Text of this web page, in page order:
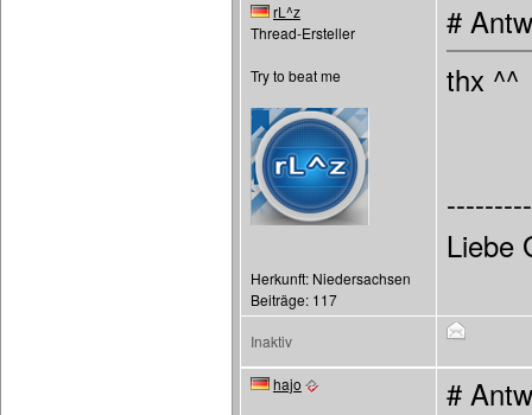
rL^z
Thread-Ersteller
Try to beat me
Herkunft: Niedersachsen
Beiträge: 117
#
thx ^^
Liebe
Inaktiv
hajo
#